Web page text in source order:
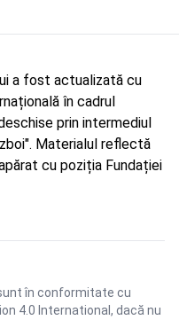
a fost actualizată cu
în cadrul
prin intermediul
Materialul reflectă
cu poziția Fundației
în conformitate cu
4.0 International , dacă nu